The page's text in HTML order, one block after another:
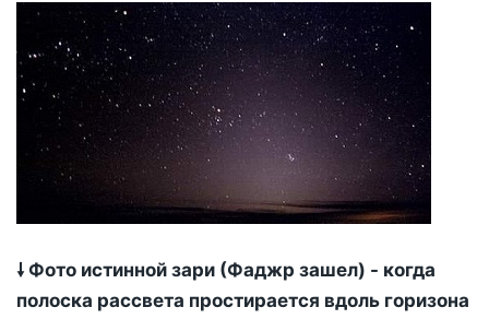
🠗 Фото истинной зари (Фаджр зашел) - когда
полоска рассвета простирается вдоль горизона